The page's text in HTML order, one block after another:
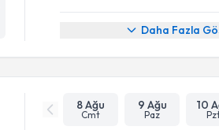
Daha Fazla
8 Ağu
Cmt
9 Ağu
Paz
10